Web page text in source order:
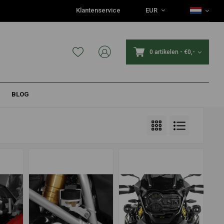
Klantenservice EUR
0 artikelen - €0,-
BLOG